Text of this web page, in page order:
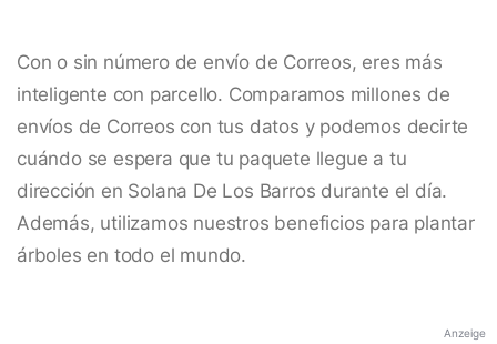
Con o sin número de envío de Correos, eres más
inteligente con parcello. Comparamos millones de
envíos de Correos con tus datos y podemos decirte
cuándo se espera que tu paquete llegue a tu
dirección en Solana De Los Barros durante el día.
Además, utilizamos nuestros beneficios para plantar
árboles en todo el mundo.
Anzeige